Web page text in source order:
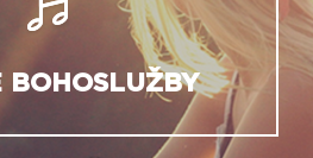
BOHOSLUŽBY